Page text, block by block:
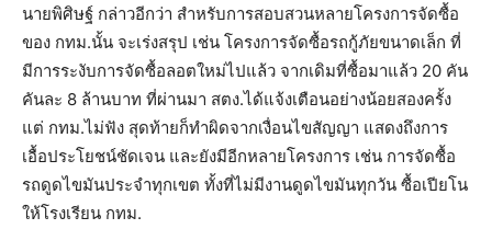
นายพิศิษฐ์ กล่าวอีกว่า สำหรับการสอบสวนหลายโครงการจัดซื้อ
ของ กทม.นั้น จะเร่งสรุป เช่น โครงการจัดซื้อรถกู้ภัยขนาดเล็ก ที่
มีการระงับการจัดซื้อลอตใหม่ไปแล้ว จากเดิมที่ซื้อมาแล้ว 20 คัน
คันละ 8 ล้านบาท ที่ผ่านมา สตง.ได้แจ้งเตือนอย่างน้อยสองครั้ง
แต่ กทม.ไม่ฟัง สุดท้ายก็ทำผิดจากเงื่อนไขสัญญา แสดงถึงการ
เอื้อประโยชน์ชัดเจน และยังมีอีกหลายโครงการ เช่น การจัดซื้อ
รถดูดไขมันประจำทุกเขต ทั้งที่ไม่มีงานดูดไขมันทุกวัน ซื้อเปียโน
ให้โรงเรียน กทม.